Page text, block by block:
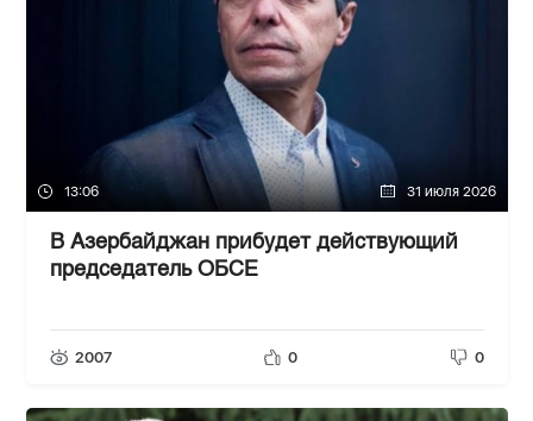
13:06 31 июля 2026
В Азербайджан прибудет действующий
председатель ОБСЕ
2007 0 0